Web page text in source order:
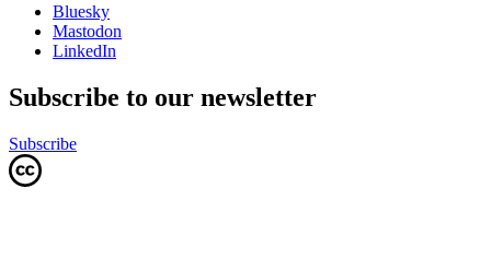
Bluesky
Mastodon
LinkedIn
Subscribe to our newsletter
Subscribe